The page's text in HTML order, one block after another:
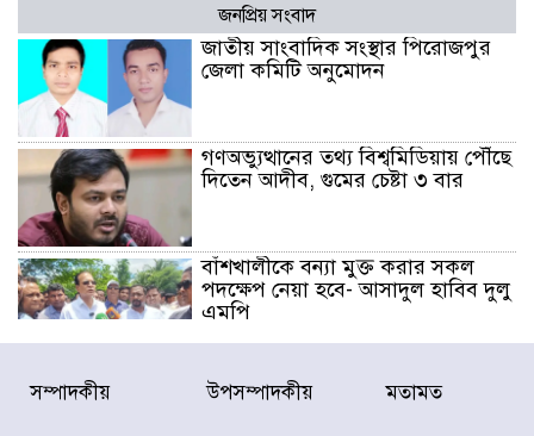
জনপ্রিয় সংবাদ
জাতীয় সাংবাদিক সংস্থার পিরোজপুর
জেলা কমিটি অনুমোদন
গণঅভ্যুত্থানের তথ্য বিশ্বমিডিয়ায় পৌঁছে
দিতেন আদীব, গুমের চেষ্টা ৩ বার
বাঁশখালীকে বন্যা মুক্ত করার সকল
পদক্ষেপ নেয়া হবে- আসাদুল হাবিব দুলু
এমপি
বিদ্যুৎ-জ্বালানি খাতে অস্থিরতা তৈরির
চেষ্টা করছে একটি চক্র : প্রধানমন্ত্রী
সম্পাদকীয় উপসম্পাদকীয় মতামত